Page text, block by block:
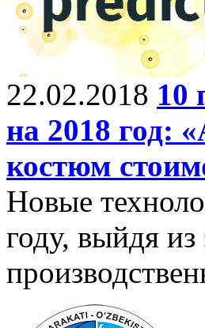
22.02.2018 10
на 2018 год:
костюм
Новые
году, выйдя